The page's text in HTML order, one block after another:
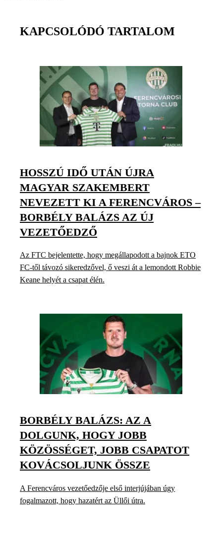
KAPCSOLÓDÓ TARTALOM
HOSSZÚ IDŐ UTÁN ÚJRA
MAGYAR SZAKEMBERT
NEVEZETT KI A FERENCVÁROS –
BORBÉLY BALÁZS AZ ÚJ
VEZETŐEDZŐ
Az FTC bejelentette, hogy megállapodott a bajnok ETO
FC-től távozó sikeredzővel, ő veszi át a lemondott Robbie
Keane helyét a csapat élén.
BORBÉLY BALÁZS: AZ A
DOLGUNK, HOGY JOBB
KÖZÖSSÉGET, JOBB CSAPATOT
KOVÁCSOLJUNK ÖSSZE
A Ferencváros vezetőedzője első interjújában úgy
fogalmazott, hogy hazatért az Üllői útra.